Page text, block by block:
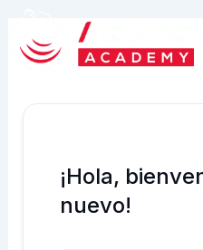
contenido
¡Hola,
nuevo!